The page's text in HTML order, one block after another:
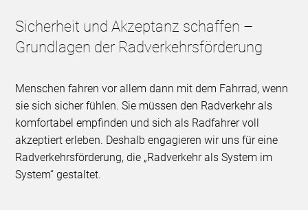
Sicherheit und Akzeptanz schaffen –
Grundlagen der Radverkehrsförderung
Menschen fahren vor allem dann mit dem Fahrrad, wenn
sie sich sicher fühlen. Sie müssen den Radverkehr als
komfortabel empfinden und sich als Radfahrer voll
akzeptiert erleben. Deshalb engagieren wir uns für eine
Radverkehrsförderung, die „Radverkehr als System im
System“ gestaltet.